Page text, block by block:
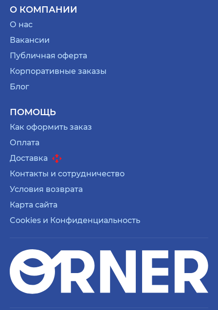
О КОМПАНИИ
О нас
Вакансии
Публичная оферта
Корпоративные заказы
Блог
ПОМОЩЬ
Как оформить заказ
Оплата
Доставка
Контакты и сотрудничество
Условия возврата
Карта сайта
Cookies и Конфиденциальность